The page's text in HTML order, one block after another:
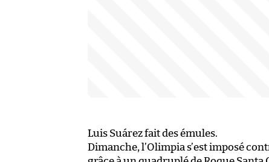
Luis Suárez fait des émules.
Dimanche, l’Olimpia s’est imposé